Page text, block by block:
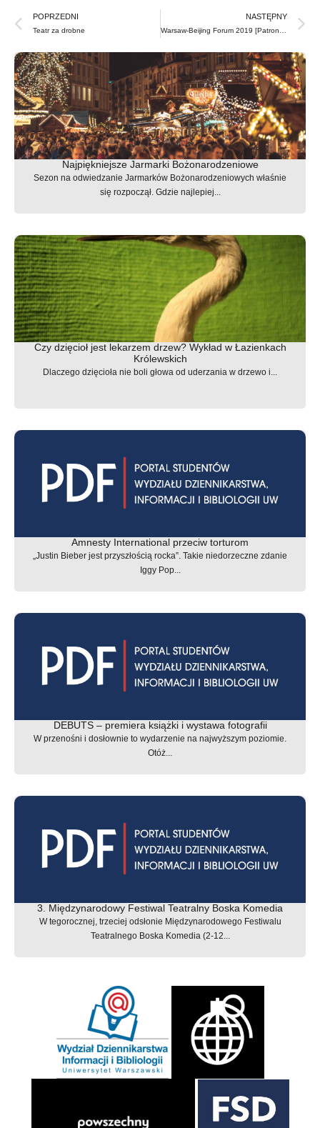
Prev
POPRZEDNI
Teatr za drobne
NASTĘPNY
Warsaw-Beijing Forum 2019 [Patronat Medialny PDF]
Najpiękniejsze Jarmarki Bożonarodzeniowe
Sezon na odwiedzanie Jarmarków Bożonarodzeniowych właśnie
się rozpoczął. Gdzie najlepiej...
Czy dzięcioł jest lekarzem drzew? Wykład w Łazienkach
Królewskich
Dlaczego dzięcioła nie boli głowa od uderzania w drzewo i...
Amnesty International przeciw torturom
„Justin Bieber jest przyszłością rocka”. Takie niedorzeczne zdanie
Iggy Pop...
DEBUTS – premiera książki i wystawa fotografii
W przenośni i dosłownie to wydarzenie na najwyższym poziomie.
Otóż...
3. Międzynarodowy Festiwal Teatralny Boska Komedia
W tegorocznej, trzeciej odsłonie Międzynarodowego Festiwalu
Teatralnego Boska Komedia (2-12...